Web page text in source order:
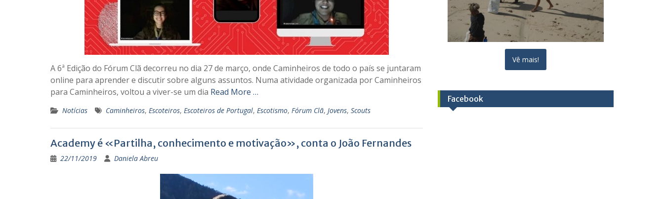
A 6ª Edição do Fórum Clã decorreu no dia 27 de março, onde Caminheiros de todo o país se juntaram
online para aprender e discutir sobre alguns assuntos. Numa atividade organizada por Caminheiros
para Caminheiros, voltou a viver-se um dia Read More …
Notícias Caminheiros, Escoteiros, Escoteiros de Portugal, Escotismo, Fórum Clã, Jovens, Scouts
Academy é «Partilha, conhecimento e motivação», conta o João Fernandes
22/11/2019 Daniela Abreu
Vê mais!
Facebook